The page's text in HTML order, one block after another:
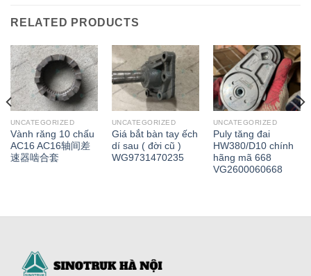
RELATED PRODUCTS
UNCATEGORIZED
Vành răng 10 chấu
AC16 AC16轴间差
速器啮合套
UNCATEGORIZED
Giá bắt bàn tay ếch
dí sau ( đời cũ )
WG9731470235
UNCATEGORIZED
Puly tăng đai
HW380/D10 chính
hãng mã 668
VG2600060668